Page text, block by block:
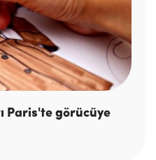
Paris'te görücüye